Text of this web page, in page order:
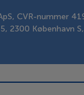
CVR-nummer
2300 København